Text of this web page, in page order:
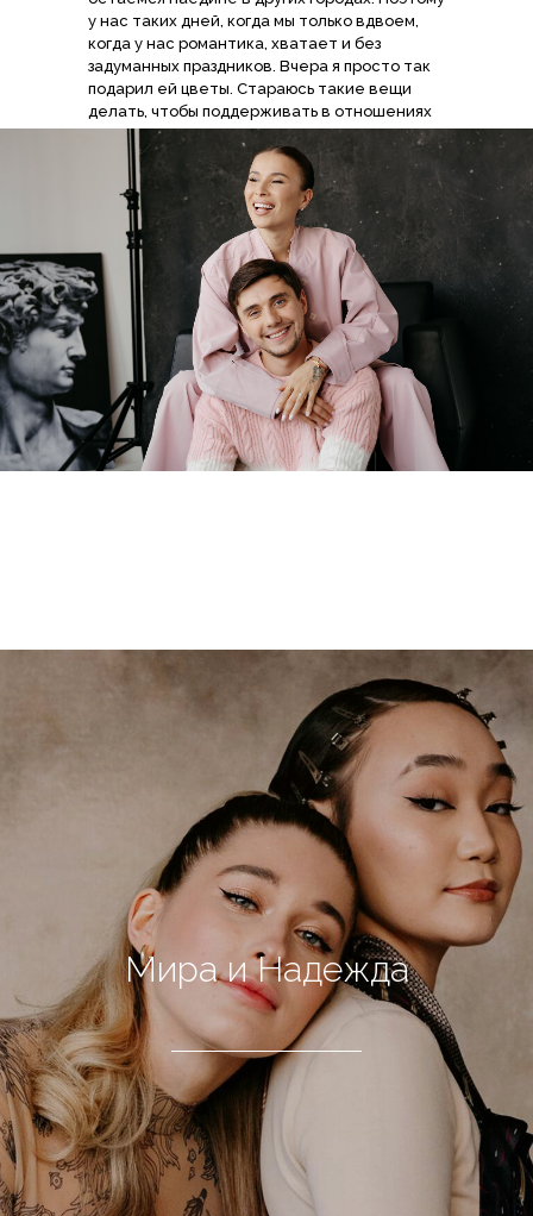
у нас таких дней, когда мы только вдвоем,
когда у нас романтика, хватает и без
задуманных праздников. Вчера я просто так
подарил ей цветы. Стараюсь такие вещи
делать, чтобы поддерживать в отношениях
элемент сюрприза, радости.
Мира и Надежда